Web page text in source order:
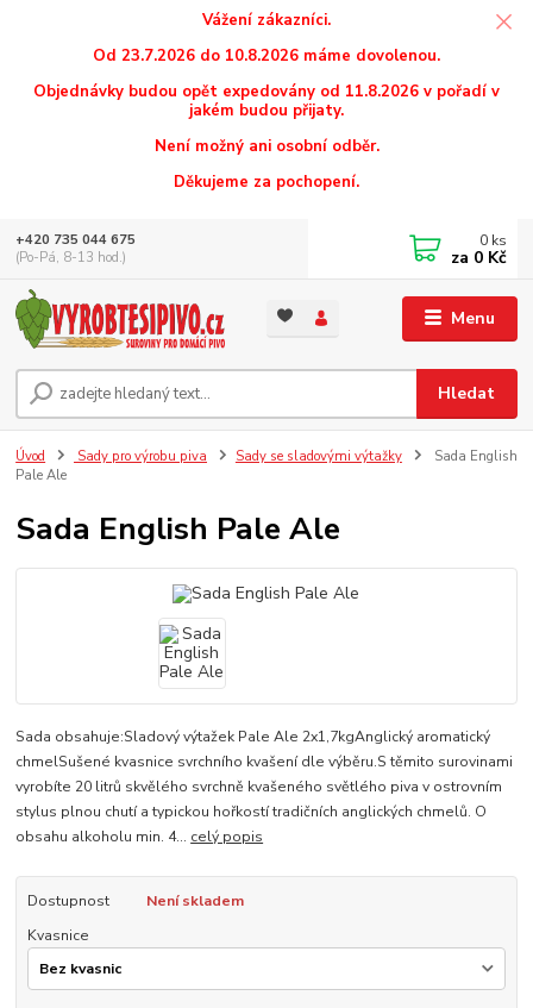
Vážení zákazníci.
Od 23.7.2026 do 10.8.2026 máme dovolenou.
Objednávky budou opět expedovány od 11.8.2026 v pořadí v
jakém budou přijaty.
Není možný ani osobní odběr.
Děkujeme za pochopení.
Menu
Hledat
+420 735 044 675
(Po-Pá, 8-13 hod.)
0 ks
za 0 Kč
Úvod Sady pro výrobu piva Sady se sladovými výtažky
Sada English
Pale Ale
Sada English Pale Ale
Sada obsahuje:Sladový výtažek Pale Ale 2x1,7kgAnglický aromatický
chmelSušené kvasnice svrchního kvašení dle výběru.S těmito surovinami
vyrobíte 20 litrů skvělého svrchně kvašeného světlého piva v ostrovním
stylus plnou chutí a typickou hořkostí tradičních anglických chmelů. O
obsahu alkoholu min. 4... celý popis
Dostupnost
Není skladem
Kvasnice